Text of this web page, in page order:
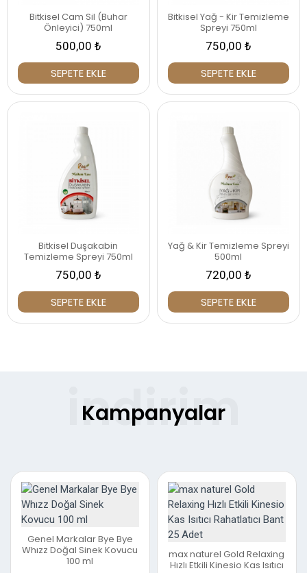
Bitkisel Cam Sil (Buhar
Önleyici) 750ml
500,00 ₺
SEPETE EKLE
Bitkisel Yağ - Kir Temizleme
Spreyi 750ml
750,00 ₺
SEPETE EKLE
Bitkisel Duşakabin
Temizleme Spreyi 750ml
750,00 ₺
SEPETE EKLE
Yağ & Kir Temizleme Spreyi
500ml
720,00 ₺
SEPETE EKLE
Kampanyalar
Genel Markalar Bye Bye
Whızz Doğal Sinek Kovucu
100 ml
max naturel Gold Relaxing
Hızlı Etkili Kinesio Kas Isıtıcı